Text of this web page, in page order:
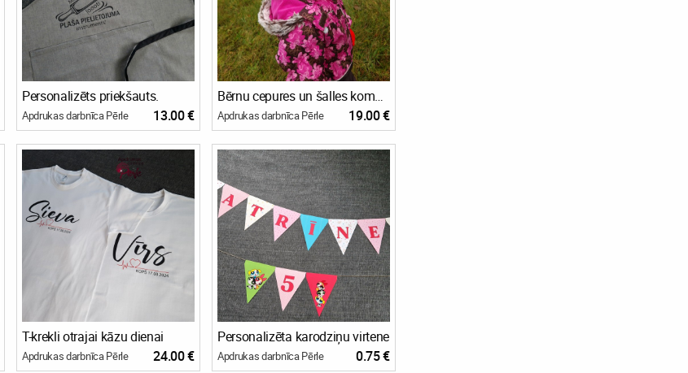
Personalizēts priekšauts.
Apdrukas darbnīca Pērle 13.00 €
Bērnu cepures un šalles komplekts ziemai
Apdrukas darbnīca Pērle 19.00 €
T-krekli otrajai kāzu dienai
Apdrukas darbnīca Pērle 24.00 €
Personalizēta karodziņu virtene
Apdrukas darbnīca Pērle 0.75 €